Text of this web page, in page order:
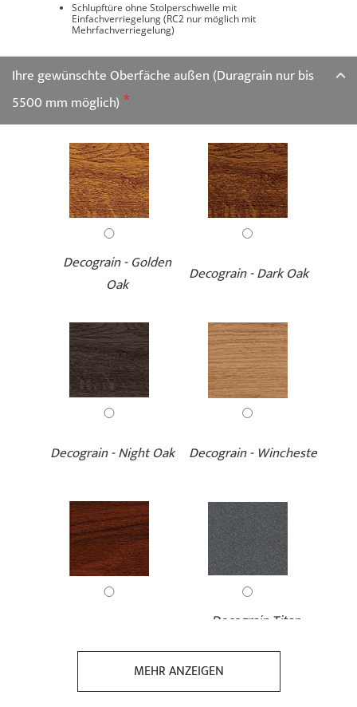
Schlupftüre ohne Stolperschwelle mit
Einfachverriegelung (RC2 nur möglich mit
Mehrfachverriegelung)
Ihre gewünschte Oberfäche außen (Duragrain nur bis
5500 mm möglich)
Decograin - Golden
Oak
Decograin - Dark Oak
Decograin - Night Oak Decograin - Winchester
Decograin Titan
MEHR ANZEIGEN